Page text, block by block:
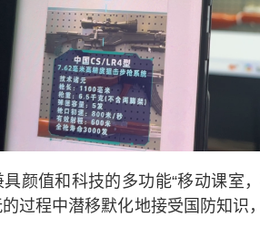
颜值和科技的多功能“移动课室
过程中潜移默化地接受国防知识